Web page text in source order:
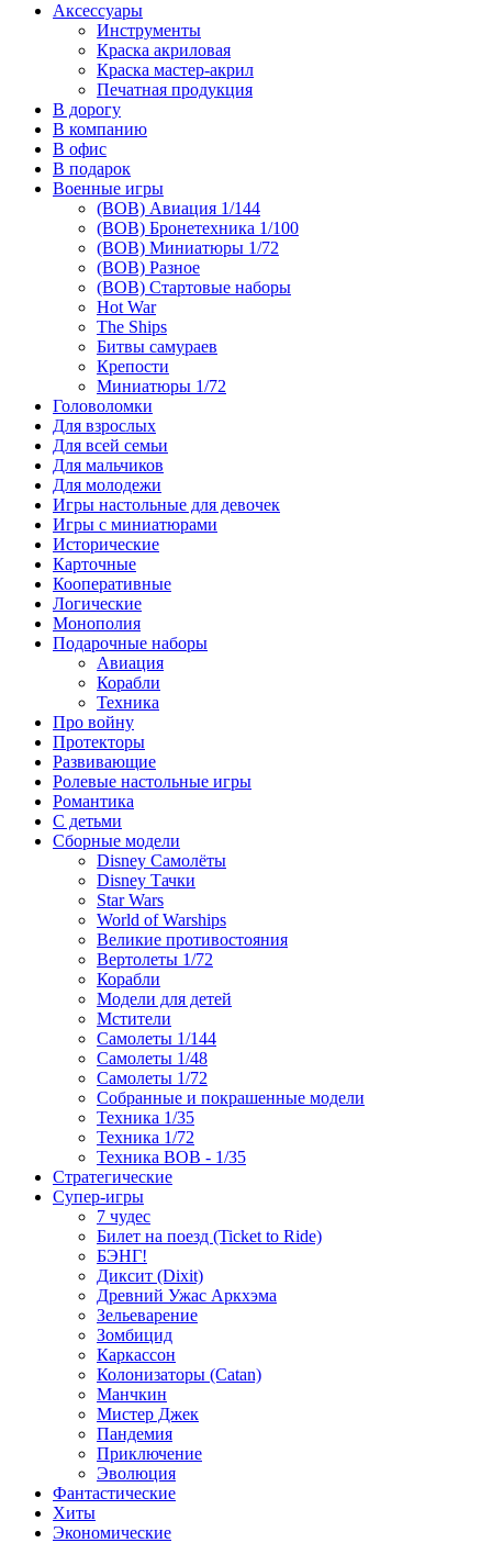
Аксессуары
Инструменты
Краска акриловая
Краска мастер-акрил
Печатная продукция
В дорогу
В компанию
В офис
В подарок
Военные игры
(ВОВ) Авиация 1/144
(ВОВ) Бронетехника 1/100
(ВОВ) Миниатюры 1/72
(ВОВ) Разное
(ВОВ) Стартовые наборы
Hot War
The Ships
Битвы самураев
Крепости
Миниатюры 1/72
Головоломки
Для взрослых
Для всей семьи
Для мальчиков
Для молодежи
Игры настольные для девочек
Игры с миниатюрами
Исторические
Карточные
Кооперативные
Логические
Монополия
Подарочные наборы
Авиация
Корабли
Техника
Про войну
Протекторы
Развивающие
Ролевые настольные игры
Романтика
С детьми
Сборные модели
Disney Самолёты
Disney Тачки
Star Wars
World of Warships
Великие противостояния
Вертолеты 1/72
Корабли
Модели для детей
Мстители
Самолеты 1/144
Самолеты 1/48
Самолеты 1/72
Собранные и покрашенные модели
Техника 1/35
Техника 1/72
Техника ВОВ - 1/35
Стратегические
Супер-игры
7 чудес
Билет на поезд (Ticket to Ride)
БЭНГ!
Диксит (Dixit)
Древний Ужас Аркхэма
Зельеварение
Зомбицид
Каркассон
Колонизаторы (Catan)
Манчкин
Мистер Джек
Пандемия
Приключение
Эволюция
Фантастические
Хиты
Экономические